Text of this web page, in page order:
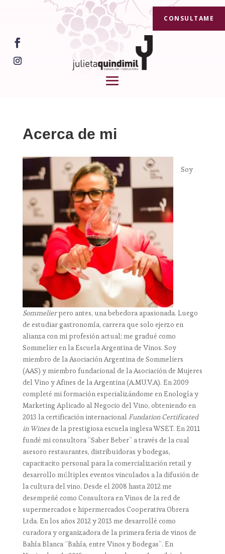
CONSULTAME
Acerca de mi
Soy
Sommelierpero antes, una bebedora apasionada. Luego
de estudiar gastronomía, carrera que solo ejerzo en
alianza con mi profesión actual; me gradué como
Sommelier en la Escuela Argentina de Vinos. Soy
miembro de la Asociación Argentina de Sommeliers
(AAS) y miembro fundacional de la Asociación de Mujeres
del Vino y Afines de la Argentina (A.MU.V.A). En 2009
completé mi formación especializándome en Enología y
Marketing Aplicado al Negocio del Vino, obteniendo en
2013 la certificación internacionalFundation Certificated
in Winesde la prestigiosa escuela inglesa WSET. En 2011
fundé mi consultora “Saber Beber” a través de la cual
asesoro restaurantes, distribuidoras y bodegas,
capacitacito personal para la comercialización retail y
desarrollo múltiples eventos vinculados a la difusión de
la cultura del vino. Desde el 2008 hasta 2012 me
desempeñé como Consultora en Vinos de la red de
supermercados e hipermercados Cooperativa Obrera
Ltda. En los años 2012 y 2013 me desarrollé como
curadora y organizadora de la primera feria de vinos de
Bahía Blanca “Bahía, entre Vinos y Bodegas”. En